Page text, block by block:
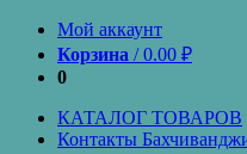
Мой аккаунт
Корзина /0.00 ₽
0
КАТАЛОГ ТОВАРОВ
Контакты